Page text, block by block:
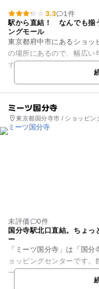
3.3
1件
駅から直結！ なんでも揃
ングモール
東京都府中市にあるショッ
の場所にあるので、幅広い
す。駅から直結で行けるた
ミーツ国分寺
東京都国分寺市 / ショッピン
未評価
0件
国分寺駅北口直結。ちょっ
ー
「ミーツ国分寺」は「国
ョッピングセンターです
ーカリーなど、ちょっと上
しにゆとりとうるおいを提